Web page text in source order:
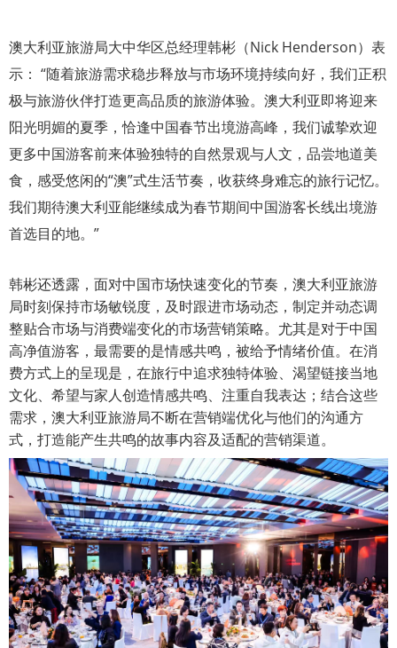
澳大利亚旅游局大中华区总经理韩彬（Nick Henderson）表
示： “随着旅游需求稳步释放与市场环境持续向好，我们正积
极与旅游伙伴打造更高品质的旅游体验。澳大利亚即将迎来
阳光明媚的夏季，恰逢中国春节出境游高峰，我们诚挚欢迎
更多中国游客前来体验独特的自然景观与人文，品尝地道美
食，感受悠闲的“澳”式生活节奏，收获终身难忘的旅行记忆。
我们期待澳大利亚能继续成为春节期间中国游客长线出境游
首选目的地。”
韩彬还透露，面对中国市场快速变化的节奏，澳大利亚旅游
局时刻保持市场敏锐度，及时跟进市场动态，制定并动态调
整贴合市场与消费端变化的市场营销策略。尤其是对于中国
高净值游客，最需要的是情感共鸣，被给予情绪价值。在消
费方式上的呈现是，在旅行中追求独特体验、渴望链接当地
文化、希望与家人创造情感共鸣、注重自我表达；结合这些
需求，澳大利亚旅游局不断在营销端优化与他们的沟通方
式，打造能产生共鸣的故事内容及适配的营销渠道。